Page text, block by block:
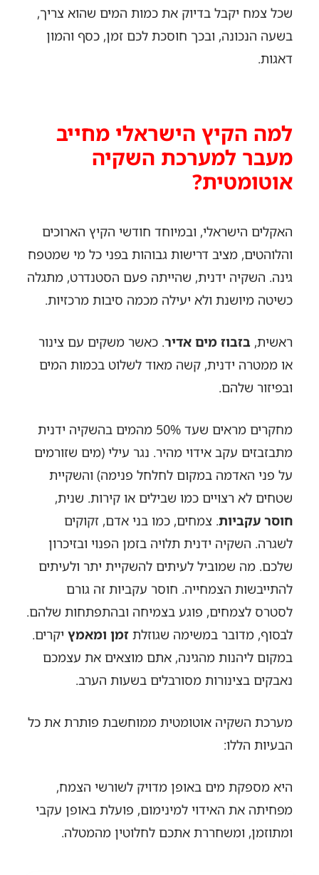
שכל צמח יקבל בדיוק את כמות המים שהוא צריך,
בשעה הנכונה, ובכך חוסכת לכם זמן, כסף והמון
דאגות.
למה הקיץ הישראלי מחייב
מעבר למערכת השקיה
אוטומטית?
האקלים הישראלי, ובמיוחד חודשי הקיץ הארוכים
והלוהטים, מציב דרישות גבוהות בפני כל מי שמטפח
גינה. השקיה ידנית, שהייתה פעם הסטנדרט, מתגלה
כשיטה מיושנת ולא יעילה מכמה סיבות מרכזיות.
ראשית, בזבוז מים אדיר. כאשר משקים עם צינור
או ממטרה ידנית, קשה מאוד לשלוט בכמות המים
ובפיזור שלהם.
מחקרים מראים שעד 50% מהמים בהשקיה ידנית
מתבזבזים עקב אידוי מהיר. נגר עילי (מים שזורמים
על פני האדמה במקום לחלחל פנימה) והשקיית
שטחים לא רצויים כמו שבילים או קירות. שנית,
חוסר עקביות. צמחים, כמו בני אדם, זקוקים
לשגרה. השקיה ידנית תלויה בזמן הפנוי ובזיכרון
שלכם. מה שמוביל לעיתים להשקיית יתר ולעיתים
להתייבשות הצמחייה. חוסר עקביות זה גורם
לסטרס לצמחים, פוגע בצמיחה ובהתפתחות שלהם.
לבסוף, מדובר במשימה שגוזלת זמן ומאמץיקרים.
במקום ליהנות מהגינה, אתם מוצאים את עצמכם
נאבקים בצינורות מסורבלים בשעות הערב.
מערכת השקיה אוטומטית ממוחשבת פותרת את כל
הבעיות הללו:
היא מספקת מים באופן מדויק לשורשי הצמח,
מפחיתה את האידוי למינימום, פועלת באופן עקבי
ומתוזמן, ומשחררת אתכם לחלוטין מהמטלה.